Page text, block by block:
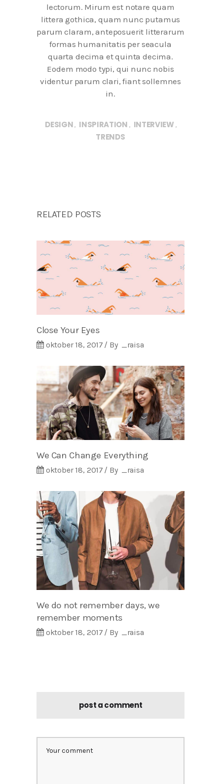
lectorum. Mirum est notare quam
littera gothica, quam nunc putamus
parum claram, anteposuerit litterarum
formas humanitatis per seacula
quarta decima et quinta decima.
Eodem modo typi, qui nunc nobis
videntur parum clari, fiant sollemnes
in.
DESIGN, INSPIRATION , INTERVIEW ,
TRENDS
RELATED POSTS
Close Your Eyes
oktober 18, 2017 By _raisa
We Can Change Everything
oktober 18, 2017 By _raisa
We do not remember days, we
remember moments
oktober 18, 2017 By _raisa
post a comment